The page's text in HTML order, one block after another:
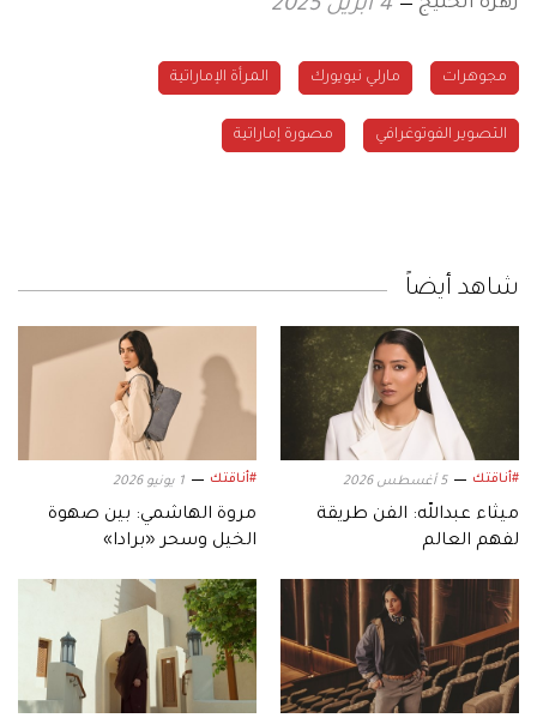
4 ابريل 2025
مجوهرات مارلي نيويورك المرأة الإماراتية
التصوير الفوتوغرافي مصورة إماراتية
شاهد أيضاً
#أناقتك 5 أغسطس 2026
ميثاء عبدالله: الفن طريقة
لفهم العالم
#أناقتك 1 يونيو 2026
مروة الهاشمي: بين صهوة
الخيل وسحر «برادا»